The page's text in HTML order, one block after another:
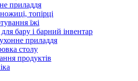
приладдя
топірці
їжі
бару і барний інвентар
приладдя
столу
продуктів